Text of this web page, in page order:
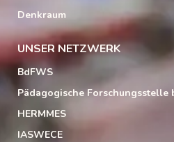
Denkraum
UNSER NETZWERK
BdFWS
Pädagogische Forschungsstelle
HERMMES
IASWECE